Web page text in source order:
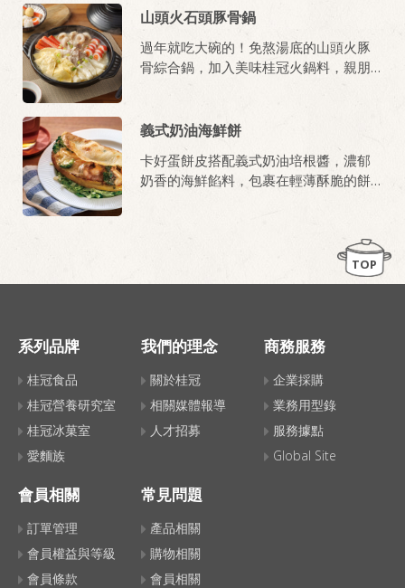
山頭火石頭豚骨鍋
過年就吃大碗的！免熬湯底的山頭火豚
骨綜合鍋，加入美味桂冠火鍋料，親朋
義式奶油海鮮餅
卡好蛋餅皮搭配義式奶油培根醬，濃郁
奶香的海鮮餡料，包裹在輕薄酥脆的餅
TOP
系列品牌
桂冠食品
桂冠營養研究室
桂冠冰菓室
愛麵族
我們的理念
關於桂冠
相關媒體報導
人才招募
商務服務
企業採購
業務用型錄
服務據點
Global Site
會員相關
訂單管理
會員權益與等級
會員條款
常見問題
產品相關
購物相關
會員相關